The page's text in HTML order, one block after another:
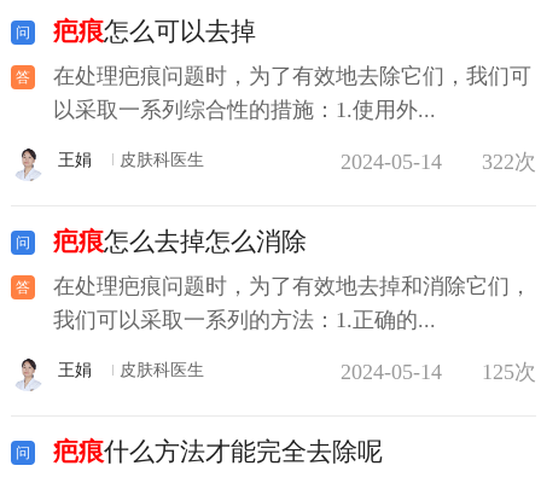
疤痕怎么可以去掉
在处理疤痕问题时，为了有效地去除它们，我们可
以采取一系列综合性的措施：1.使用外...
王娟 皮肤科医生 2024-05-14 322次
疤痕怎么去掉怎么消除
在处理疤痕问题时，为了有效地去掉和消除它们，
我们可以采取一系列的方法：1.正确的...
王娟 皮肤科医生 2024-05-14 125次
疤痕什么方法才能完全去除呢